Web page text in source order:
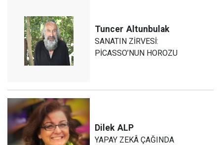
Tuncer Altunbulak
SANATIN ZİRVESİ:
PİCASSO’NUN HOROZU
Dilek ALP
YAPAY ZEKÂ ÇAĞINDA